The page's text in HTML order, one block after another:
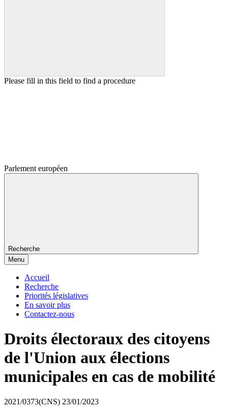
Please fill in this field to find a procedure
Parlement européen
Recherche
Menu
Accueil
Recherche
Priorités législatives
En savoir plus
Contactez-nous
Droits électoraux des citoyens
de l'Union aux élections
municipales en cas de mobilité
2021/0373(CNS) 23/01/2023